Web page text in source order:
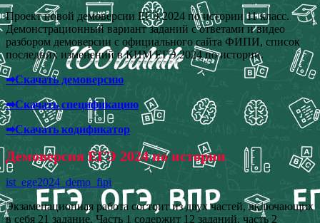
Проект новой демоверсии ЕГЭ 2024 по истории 11 класс.
Демонстрационный вариант заданий с ответами и видео
разбором демоверсии с официального сайта ФИПИ, список
последних изменений в КИМ ЕГЭ 2024 по истории.
➡Скачать демоверсию
➡Скачать спецификацию
➡Скачать кодификатор
Демоверсия ЕГЭ 2024 по истории
ist_ege2024_demo_fipi
Экзаменационная работа состоит из двух частей, включающих
в себя 21 задание. Часть 1 содержит 12 заданий, часть 2